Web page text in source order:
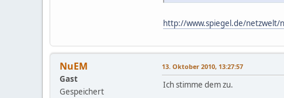
http://www.spiegel.de/
NuEM
Gast
Gespeichert
13. Oktober 2010, 13:27:57
Ich stimme dem zu.